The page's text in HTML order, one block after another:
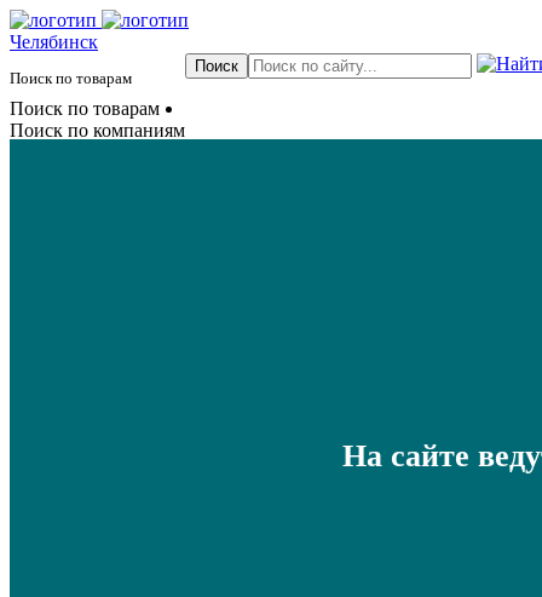
Челябинск
Поиск по товарам
Поиск по товарам
Поиск по компаниям
На сайте